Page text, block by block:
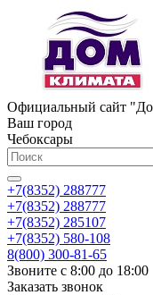
Официальный сайт
Ваш город
Чебоксары
+7(8352) 288777
+7(8352) 288777
+7(8352) 285107
+7(8352) 580-108
8(800) 300-81-65
Звоните с 8:00 до 18:00
Заказать звонок